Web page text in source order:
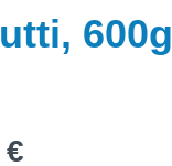
600g
Preis: